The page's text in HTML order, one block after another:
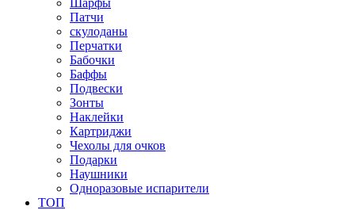
Шарфы
Патчи
скулоданы
Перчатки
Бабочки
Баффы
Подвески
Зонты
Наклейки
Картриджи
Чехолы для очков
Подарки
Наушники
Одноразовые испарители
ТОП